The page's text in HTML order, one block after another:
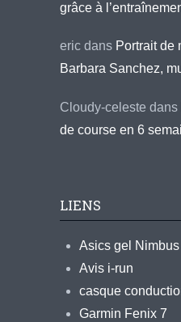
grâce à
eric dans Portrait de
Barbara Sanchez,
Cloudy-celeste dans
de course en 6
LIENS
Asics gel
Avis i-run
casque
Garmin Fenix 7